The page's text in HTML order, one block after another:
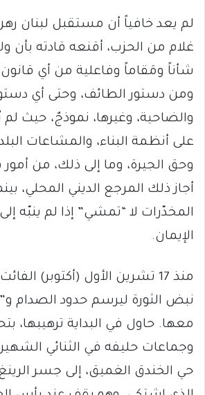
لم يعد خافياً أن مستقبل لبنان
غلام من الحزب، أقنعه قادته بأن
شأناً ومَقاماً وفاعلية من أي
ومن دستور الطائف، وحتى أي
والضاحية، وغيرها، نموذجٌ، حيث لم
على أنظمة البناء، والمشاعات
وحق الجيرة، وما إلى ذلك، من أمور
أجاز ذلك المرجع الديني المحلي،
المخدّرات لا “تمشي” إذا لم ينبّه
الإيمان.
منذ 17 تشرين الأول (أكتوبر)
نبض الثورة ليرسم حدود الصدام
معها. حاول في البداية ترهيبها،
وجماعات حليفه في الثنائي
حي الخندق الغميق، إلى جسر